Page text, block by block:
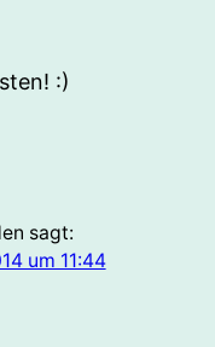
:)
sagt:
um 11:44